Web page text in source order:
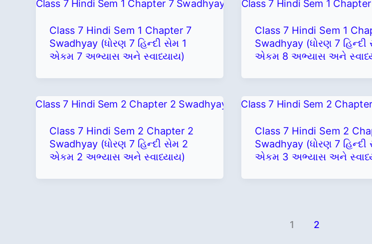
Class 7 Hindi Sem 1 Chapter 7
Swadhyay (ધોરણ 7 હિન્દી સેમ 1
એકમ 7 અભ્યાસ અને સ્વાધ્યાય)
Class 7 Hindi Sem 1
Swadhyay (ધોરણ 7 હિન્દી
એકમ 8 અભ્યાસ અને
Class 7 Hindi Sem 2 Chapter 2
Swadhyay (ધોરણ 7 હિન્દી સેમ 2
એકમ 2 અભ્યાસ અને સ્વાધ્યાય)
Class 7 Hindi Sem 2
Swadhyay (ધોરણ 7
એકમ 3 અભ્યાસ અને
1 2